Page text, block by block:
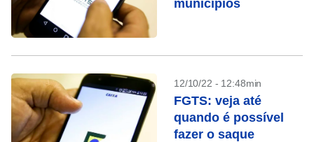
municípios
12/10/22 - 12:48min
FGTS: veja até
quando é possível
fazer o saque